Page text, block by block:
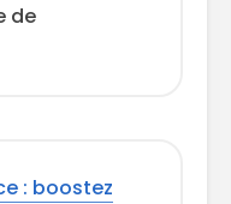
de
: boostez